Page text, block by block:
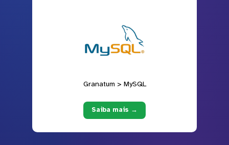
Granatum > MySQL
Saiba mais →